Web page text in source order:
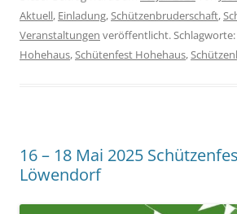
Aktuell, Einladung,Schützenbruderschaft,
Veranstaltungen veröffentlicht. Schlagworte:
Hohehaus,Schütenfest Hohehaus,
16 – 18 Mai 2025
Löwendorf